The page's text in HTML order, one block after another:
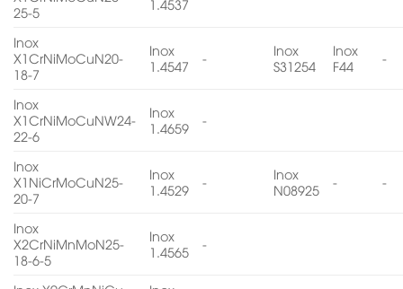
25-5
1.4537
Inox
X1CrNiMoCuN20-
18-7
Inox
1.4547
-
Inox
S31254
Inox
F44
-
Inox
X1CrNiMoCuNW24-
22-6
Inox
1.4659
-
Inox
X1NiCrMoCuN25-
20-7
Inox
1.4529
-
Inox
N08925
- -
Inox
X2CrNiMnMoN25-
18-6-5
Inox
1.4565
-